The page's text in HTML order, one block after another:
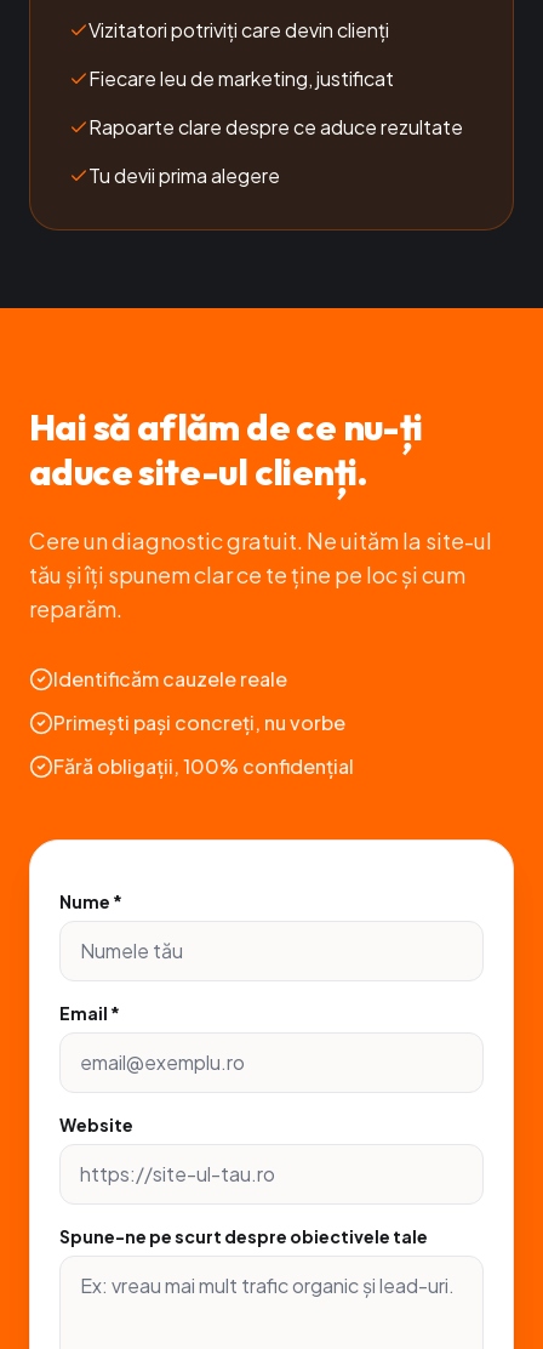
Vizitatori potriviți care devin clienți
Fiecare leu de marketing, justificat
Rapoarte clare despre ce aduce rezultate
Tu devii prima alegere
Hai să aflăm de ce nu-ți
aduce site-ul clienți.
Cere un diagnostic gratuit. Ne uităm la site-ul
tău și îți spunem clar ce te ține pe loc și cum
reparăm.
Identificăm cauzele reale
Primești pași concreți, nu vorbe
Fără obligații, 100% confidențial
Nume *
Email *
Website
Spune-ne pe scurt despre obiectivele tale